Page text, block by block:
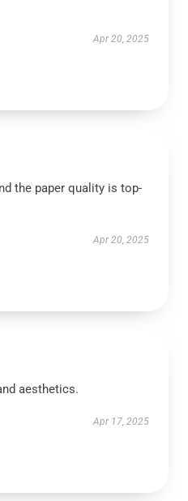
Apr 20, 2025
the paper quality is top-
Apr 20, 2025
aesthetics.
Apr 17, 2025